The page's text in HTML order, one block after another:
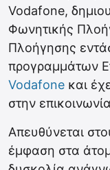
Vodafone,
Φωνητικής
Πλοήγησης
προγραμμάτων
Vodafone και
στην
Απευθύνεται
έμφαση στα